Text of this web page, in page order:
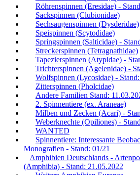
Röhrenspinnen (Eresidae) -
Sackspinnen (Clubionidae)
Sechsaugenspinnen (Dysderidae)
Speispinnen (Scytodidae)
Springspinnen (Salticidae) -
Streckerspinnen (Tetragnathidae)
Tapezierspinnen (Atypidae) -
Trichterspinnen (Agelenidae) -
Wolfspinnen (Lycosidae) -
Zitterspinnen (Pholcidae)
Andere Familien Stand:
2. Spinnentiere (ex. Araneae)
Milben und Zecken (Acari) -
Weberknechte (Opiliones) -
WANTED
Spinnentiere: Interessante
Monografien - Stand: 01/21
Amphibien Deutschlands -
(Amphibia) - Stand: 21.05.2022